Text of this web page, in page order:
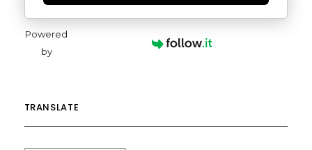
Powered
by
TRANSLATE